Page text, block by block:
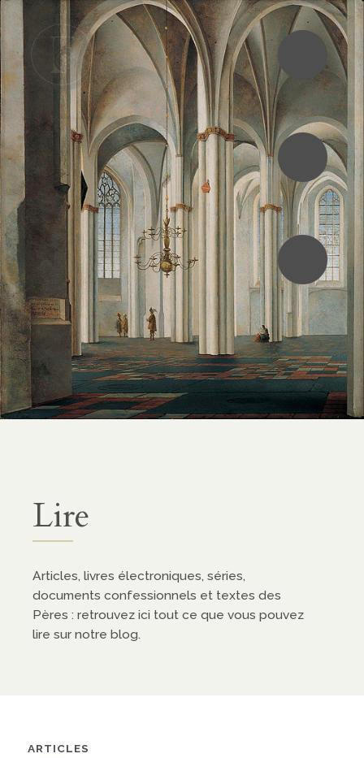
•
•
•
Lire
Articles, livres électroniques, séries,
documents confessionnels et textes des
Pères : retrouvez ici tout ce que vous pouvez
lire sur notre blog.
ARTICLES